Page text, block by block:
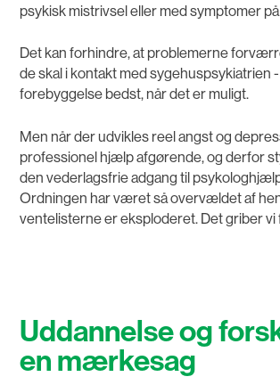
psykisk mistrivsel eller med symptomer
Det kan forhindre, at problemerne
de skal i kontakt med sygehuspsykiatrien
forebyggelse bedst, når det er muligt.
Men når der udvikles reel angst og
professionel hjælp afgørende, og derfor
den vederlagsfrie adgang til
Ordningen har været så overvældet af
ventelisterne er eksploderet. Det griber vi
Uddannelse og
en mærkesag